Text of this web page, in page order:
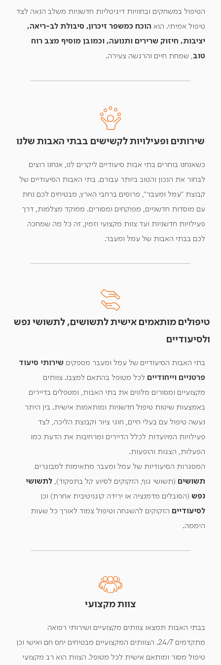
צוות מקצועי
בבתי האבות תמצאו צוותים מקצועיים ושירותי רפואה
מתקדמים 24/7. הצוותים המקצועיים מבטיחים יחס חם ואישי וכן
טיפול מסור ומותאם אישית לכל מטופל. הצוות הוא רב מקצועי
טיפולים מותאמים אישית לתשושים, לתשושי נפש
ולסיעודיים
בתי האבות הסיעודיים של עמל ומעבר מספקיםשירותי סיעוד
פרטניים וייחודיים לכל מטופל בהתאם למצבו. צוותים
מקצועיים ומסורים מלווים את בתי האבות, ומטפלים בדיירים
באמצעות שיטות טיפול חדשניות ומותאמות אישית. בין היתר
נעשה טיפול עם בעלי חיים, חוגי ציור וקבוצת הליכה, לצד
פעילויות המיועדות לכלל הדיירים ומרחיבות את הדעת כמו
הפעלות, הצגות והופעות.
המסגרות הסיעודיות של עמל ומעבר מתאימות למבוגרים
תשושים (תשושי גוף, הזקוקים לסיוע קל בתפקוד),לתשושי
נפש (הסובלים מדמנציה או ירידה קוגניטיבית אחרת) וכן
לסיעודיים הזקוקים להשגחה וטיפול צמוד לאורך כל שעות
היממה.
שירותים ופעילויות לקשישים בבתי האבות שלנו
כשאנחנו בוחרים בתי אבות סיעודיים ליקרים לנו, אנחנו רוצים
לבחור את הנכון והטוב ביותר עבורם. בתי האבות הסיעודיים של
קבוצת "עמל ומעבר", פרוסים ברחבי הארץ, מבטיחים לכם נחת
עם מוסדות חדשניים, מפוקחים ומסורים. ממוקד מצלמות, דרך
פעילויות חדשניות ועד צוות מקצועי וזמין, זה כל מה שמחכה
לכם בבתי האבות של עמל ומעבר.
הטיפול במשחקים ובחוויות דיגיטליות חדשניות משלב הנאה לצד
טיפול אמיתי. הוא הוכח כמשפר זיכרון, סיבולת לב-ריאה,
יציבות, חיזוק שרירים ותנועה, וכמובן מוסיף מצב רוח
טוב, שמחת חיים והרגשה צעירה.